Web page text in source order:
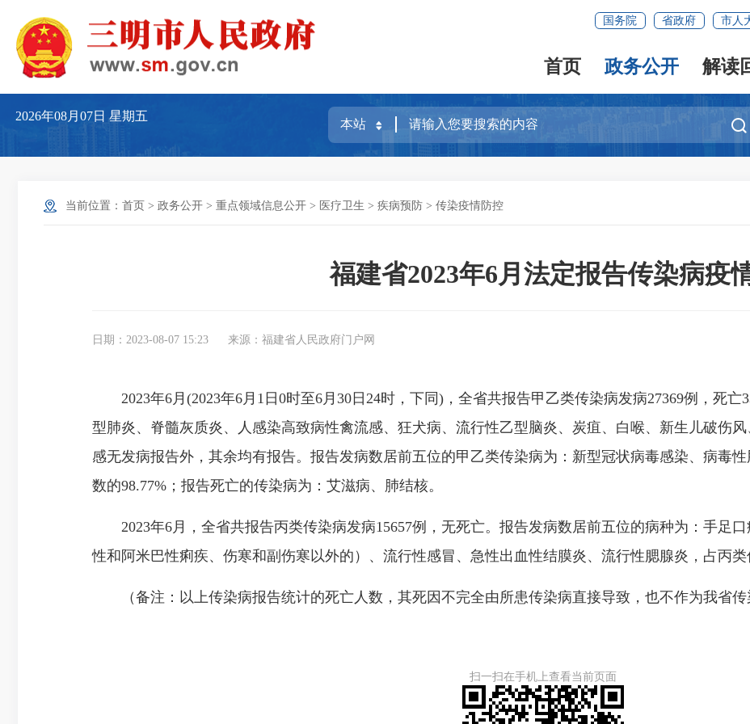
国务院 省政府 市人
首页 政务公开 解读
2026年08月07日星期五
当前位置： 首页 > 政务公开 > 重点领域信息公开 > 医疗卫生 > 疾病预防 > 传染疫情防控
福建省2023年6月法定报告传染病疫
日期：2023-08-07 15:23 来源：福建省人民政府门户网
2023年6月(2023年6月1日0时至6月 30日24时，下同)，全省共报告甲乙类传染病发病27369例，死亡
型肺炎、脊髓灰质炎、人感染高致病性禽流感、狂犬病、流行性乙型脑炎、炭疽、白喉、新生儿破伤
感无发病报告外，其余均有报告。报告发病数居前五位的甲乙类传染病为：新型冠状病毒感染、病毒
数的98.77%；报告死亡的传染病为：艾滋病、肺结核。
2023年6月，全省共报告丙类传染病发病15657例，无死亡。报告发病数居前五位的病种为：手足
性和阿米巴性痢疾、伤寒和副伤寒以外的）、流行性感冒、急性出血性结膜炎、流行性腮腺炎，占丙类
（备注：以上传染病报告统计的死亡人数，其死因不完全由所患传染病直接导致，也不作为我省传
扫一扫在手机上查看当前页面